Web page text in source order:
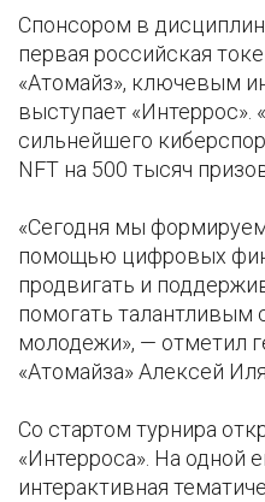
Спонсором в
первая российская
«Атомайз», ключевым
выступает «Интеррос».
сильнейшего
NFT на 500 тысяч
«Сегодня мы
помощью цифровых
продвигать и
помогать талантливым
молодежи», — отметил
«Атомайза» Алексей
Со стартом турнира
«Интерроса». На одной
интерактивная